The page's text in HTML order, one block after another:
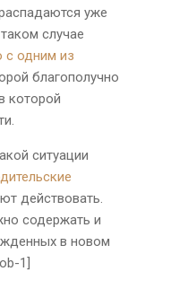
уже
случае
с одним из
благополучно
которой
ситуации
действовать.
содержать и
в новом
1]